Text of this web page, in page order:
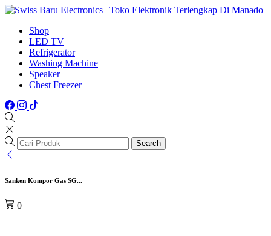
Shop
LED TV
Refrigerator
Washing Machine
Speaker
Chest Freezer
Search
Sanken Kompor Gas SG...
0